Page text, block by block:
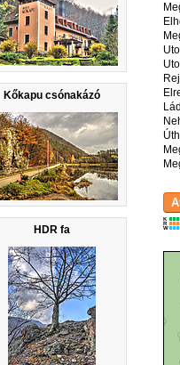
Kőkapu csónakázó
HDR fa
K
R
W